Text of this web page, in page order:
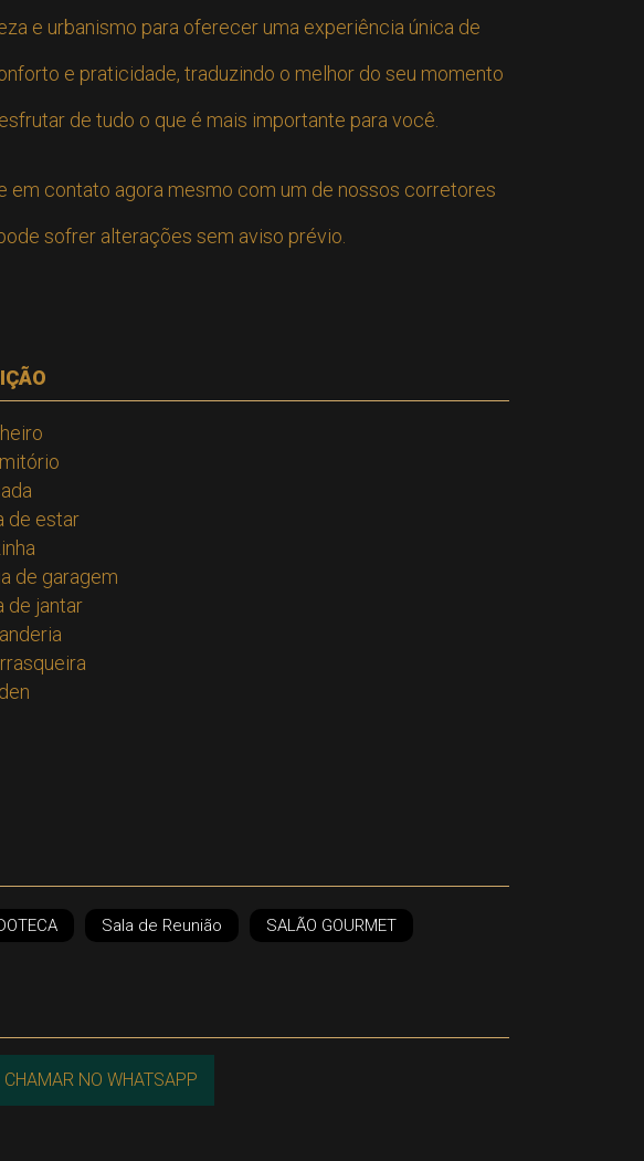
e urbanismo para oferecer uma experiência única de
e praticidade, traduzindo o melhor do seu momento
de tudo o que é mais importante para você.
em contato agora mesmo com um de nossos corretores
sofrer alterações sem aviso prévio.
de estar
de garagem
de jantar
Sala de Reunião SALÃO GOURMET
CHAMAR NO WHATSAPP